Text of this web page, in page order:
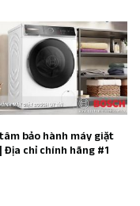
bảo hành máy giặt
Địa chỉ chính hãng #1